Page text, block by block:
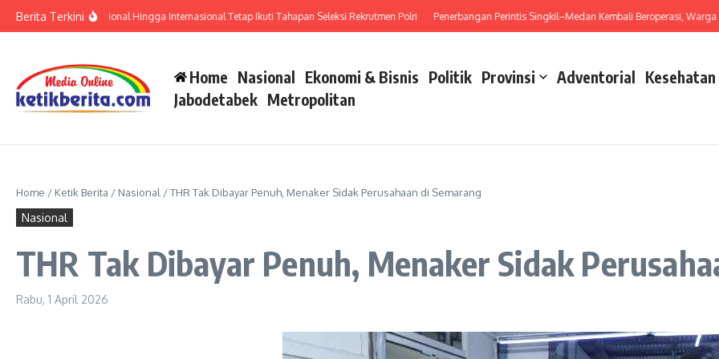
Berita Terkini
Prestasi Nasional Hingga Internasional Tetap Ikuti Tahapan Seleksi Rekrutmen Polri Penerbangan Perintis Singkil–Medan Kembali Beroperasi, Warga Kini
Home Nasional Ekonomi & Bisnis Politik Provinsi Adventorial Kesehatan
Jabodetabek Metropolitan
Home / Ketik Berita / Nasional /THR Tak Dibayar Penuh, Menaker Sidak Perusahaan di Semarang
Nasional
THR Tak Dibayar Penuh, Menaker Sidak
Rabu, 1 April 2026